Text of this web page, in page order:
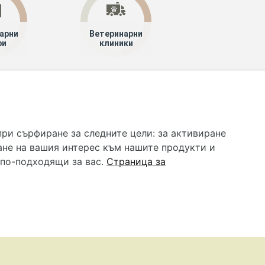
Ветеринарни
клиники
все че се полагат всички усилия за обновяване и
и самолечението могат да бъдат опасни за
помощ!
сърфиране за следните цели: за активиране
на вашия интерес към нашите продукти и
подходящи за вас. Страница за